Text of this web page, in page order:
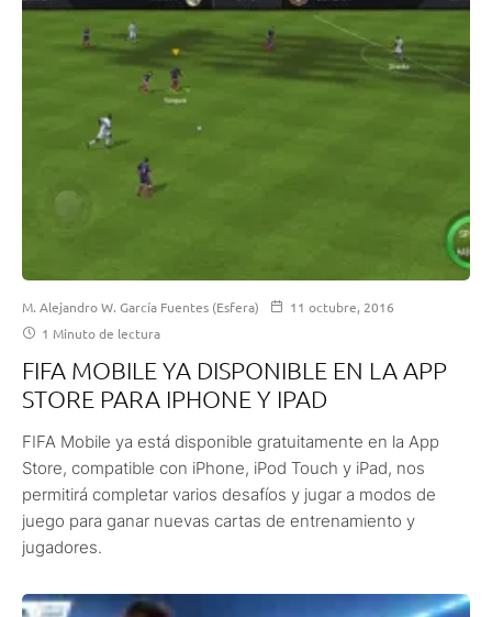
M. Alejandro W. García Fuentes (Esfera)
11 octubre, 2016
1 Minuto de lectura
FIFA MOBILE YA DISPONIBLE EN LA APP
STORE PARA IPHONE Y IPAD
FIFA Mobile ya está disponible gratuitamente en la App
Store, compatible con iPhone, iPod Touch y iPad, nos
permitirá completar varios desafíos y jugar a modos de
juego para ganar nuevas cartas de entrenamiento y
jugadores.